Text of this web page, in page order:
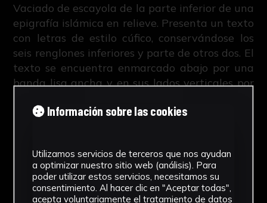
Vaciado de escayola de la parte inferior de una
epigrafía islámica en relieve. Presenta un texto
con letras de estilo cúfico, conservándose los
seis renglones inferiores y parte de otros dos. El
texto se encuentra enmarcado abajo por una
banda lisa ancha y en sus lados verticales por
izquierda y 4 a la derecha representadas en la
Leer más
Información sobre las cookies
Utilizamos servicios de terceros que nos ayudan
a optimizar nuestro sitio web (análisis). Para
poder utilizar estos servicios, necesitamos su
consentimiento. Al hacer clic en "Aceptar todas",
acepta voluntariamente el tratamiento de datos